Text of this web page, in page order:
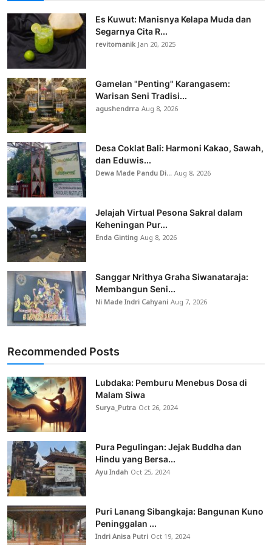
Es Kuwut: Manisnya Kelapa Muda dan
Segarnya Cita R...
revitomanikJan 20, 2025
Gamelan "Penting" Karangasem:
Warisan Seni Tradisi...
agushendrraAug 8, 2026
Desa Coklat Bali: Harmoni Kakao, Sawah,
dan Eduwis...
Dewa Made Pandu Di...Aug 8, 2026
Jelajah Virtual Pesona Sakral dalam
Keheningan Pur...
Enda GintingAug 8, 2026
Sanggar Nrithya Graha Siwanataraja:
Membangun Seni...
Ni Made Indri CahyaniAug 7, 2026
Recommended Posts
Lubdaka: Pemburu Menebus Dosa di
Malam Siwa
Surya_Putra Oct 26, 2024
Pura Pegulingan: Jejak Buddha dan
Hindu yang Bersa...
Ayu Indah Oct 25, 2024
Puri Lanang Sibangkaja: Bangunan Kuno
Peninggalan ...
Indri Anisa Putri Oct 19, 2024